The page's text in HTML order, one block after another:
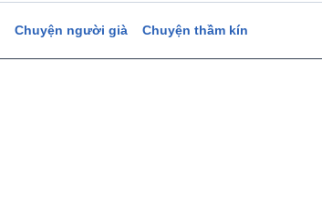
Chuyện người già Chuyện thầm kín